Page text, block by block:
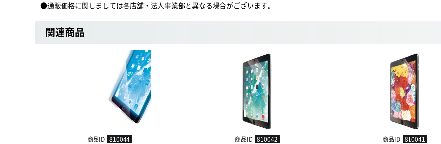
●通販価格に関しましては各店舗・法人事業部と異なる場合がございます。
関連商品
商品ID 810044
商品ID 810042
商品ID 810041